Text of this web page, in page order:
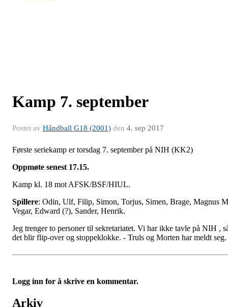
Kamp 7. september
Postet av Håndball G18 (2001) den 4. sep 2017
Første seriekamp er torsdag 7. september på NIH (KK2)
Oppmøte senest 17.15.
Kamp kl. 18 mot AFSK/BSF/HIUL.
Spillere: Odin, Ulf, Filip, Simon, Torjus, Simen, Brage, Magnus
Vegar, Edward (?), Sander, Henrik.
Jeg trenger to personer til sekretariatet. Vi har ikke tavle på NIH ,
det blir flip-over og stoppeklokke. - Truls og Morten har meldt seg.
Logg inn for å skrive en kommentar.
Arkiv